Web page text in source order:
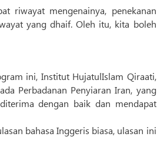
riwayat mengenainya, penekanan
yang dhaif. Oleh itu, kita boleh
ini, Institut HujatulIslam Qiraati,
Perbadanan Penyiaran Iran, yang
dengan baik dan mendapat
bahasa Inggeris biasa, ulasan ini